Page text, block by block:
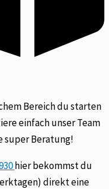
Bereich du starten
einfach unser Team
super Beratung!
hier bekommst du
direkt eine